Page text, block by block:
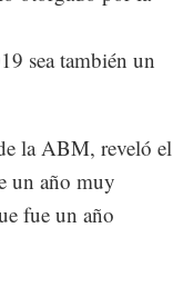
sea también un
la ABM, reveló el
un año muy
fue un año